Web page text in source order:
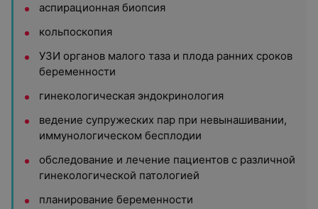
аспирационная биопсия
кольпоскопия
УЗИ органов малого таза и плода ранних сроков
беременности
гинекологическая эндокринология
ведение супружеских пар при невынашивании,
иммунологическом бесплодии
обследование и лечение пациентов с различной
гинекологической патологией
планирование беременности